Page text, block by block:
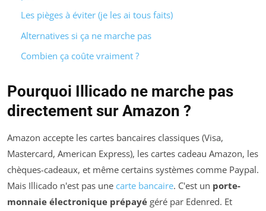
Les pièges à éviter (je les ai tous faits)
Alternatives si ça ne marche pas
Combien ça coûte vraiment ?
Pourquoi Illicado ne marche pas
directement sur Amazon ?
Amazon accepte les cartes bancaires classiques (Visa,
Mastercard, American Express), les cartes cadeau Amazon, les
chèques-cadeaux, et même certains systèmes comme Paypal.
Mais Illicado n'est pas une carte bancaire. C'est un porte-
monnaie électronique prépayé géré par Edenred. Et